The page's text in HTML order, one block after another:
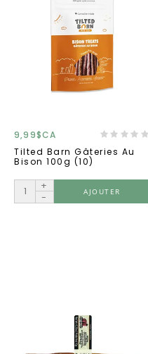
9,99$CA
Tilted Barn Gâteries Au
Bison 100g (10)
+
-
AJOUTER